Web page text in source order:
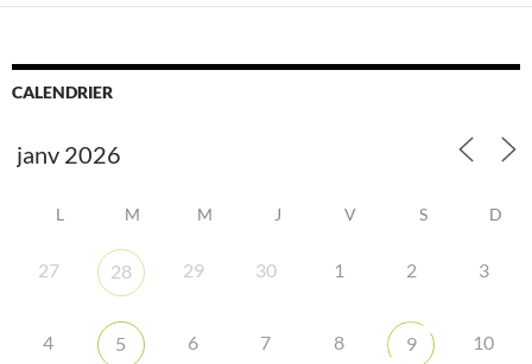
CALENDRIER
L M M J V S D
27 28 29 30 1 2 3
4 5 6 7 8 9 10